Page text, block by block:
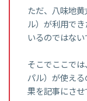
ただ、八味地
ル）が利用で
いるのではな
そこでここで
パル）が使え
果を記事にさせ